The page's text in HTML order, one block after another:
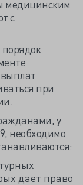
медицинским
с
при
у
необходимо
дает право